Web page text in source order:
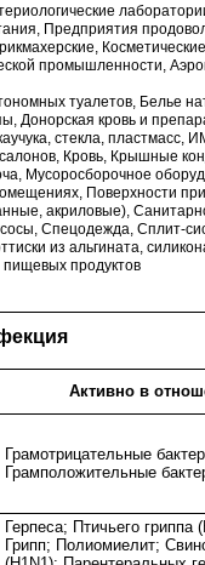
Предприятия
промышленности,
туалетов, Белье
кровь и
стекла,
Кровь, Крышные
Мусоросборочное
Поверхности
акриловые),
Спецодежда, Сплит-
из альгината,
продуктов
Активно в
Грамотрицательные
Грамположительные
Герпеса; Птичьего гриппа
Грипп; Полиомиелит;